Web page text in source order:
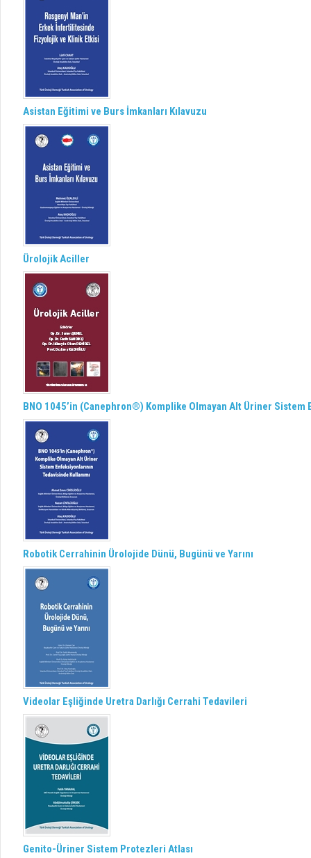
Asistan Eğitimi ve Burs İmkanları Kılavuzu
Ürolojik Aciller
BNO 1045’in (Canephron®) Komplike Olmayan Alt Üriner Sistem
Robotik Cerrahinin Ürolojide Dünü, Bugünü ve Yarını
Videolar Eşliğinde Uretra Darlığı Cerrahi Tedavileri
Genito-Üriner Sistem Protezleri Atlası